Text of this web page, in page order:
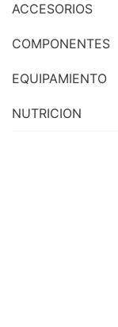
ACCESORIOS
COMPONENTES
EQUIPAMIENTO
NUTRICION